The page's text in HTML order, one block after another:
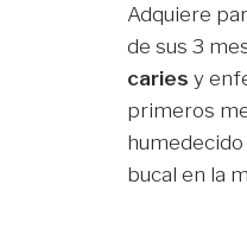
Adquiere
de sus 3
caries y
primeros
bucal en la